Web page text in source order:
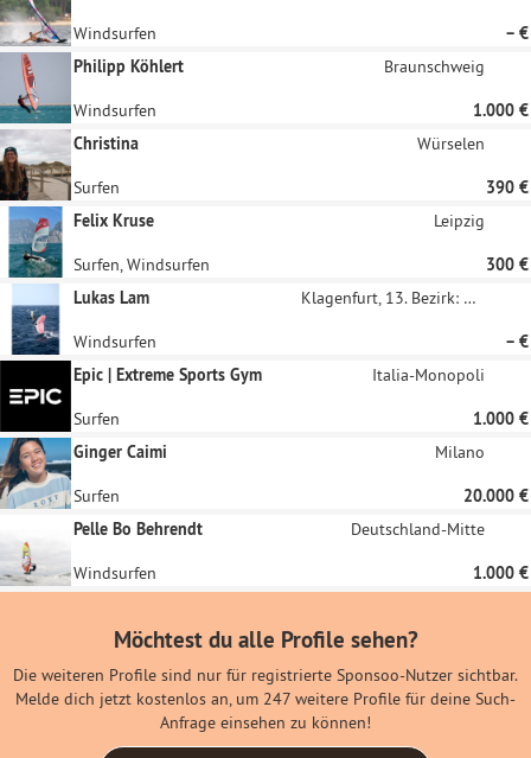
Windsurfen
– €
Philipp Köhlert
Braunschweig
Windsurfen
1.000 €
Christina
Würselen
Surfen
390 €
Felix Kruse
Leipzig
Surfen, Windsurfen
300 €
Lukas Lam
Klagenfurt, 13. Bezirk: Viktring
Windsurfen
– €
Epic | Extreme Sports Gym
Italia-Monopoli
Surfen
1.000 €
Ginger Caimi
Milano
Surfen
20.000 €
Pelle Bo Behrendt
Deutschland-Mitte
Windsurfen 1.000 €
Möchtest du alle Profile sehen?
Die weiteren Profile sind nur für registrierte Sponsoo-Nutzer sichtbar.
Melde dich jetzt kostenlos an, um 247 weitere Profile für deine Such-
Anfrage einsehen zu können!